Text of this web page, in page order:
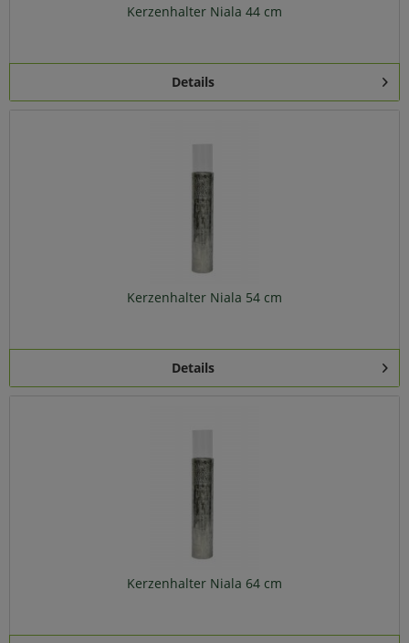
Kerzenhalter Niala 44 cm
Details
Kerzenhalter Niala 54 cm
Details
Kerzenhalter Niala 64 cm